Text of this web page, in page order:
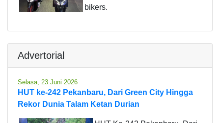
bikers.
Advertorial
Selasa, 23 Juni 2026
HUT ke-242 Pekanbaru, Dari Green City Hingga
Rekor Dunia Talam Ketan Durian